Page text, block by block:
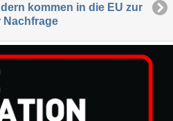
kommen in die EU zur
Nachfrage